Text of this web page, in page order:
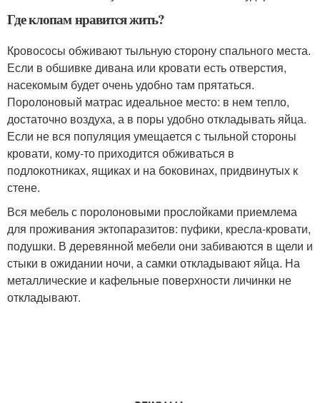
Где клопам нравится жить?
Кровососы обживают тыльную сторону спального места.
Если в обшивке дивана или кровати есть отверстия,
насекомым будет очень удобно там прятаться.
Поролоновый матрас идеальное место: в нем тепло,
достаточно воздуха, а в поры удобно откладывать яйца.
Если не вся популяция умещается с тыльной стороны
кровати, кому-то приходится обживаться в
подлокотниках, ящиках и на боковинах, придвинутых к
стене.
Вся мебель с поролоновыми прослойками приемлема
для проживания эктопаразитов: пуфики, кресла-кровати,
подушки. В деревянной мебели они забиваются в щели и
стыки в ожидании ночи, а самки откладывают яйца. На
металлические и кафельные поверхности личинки не
откладывают.